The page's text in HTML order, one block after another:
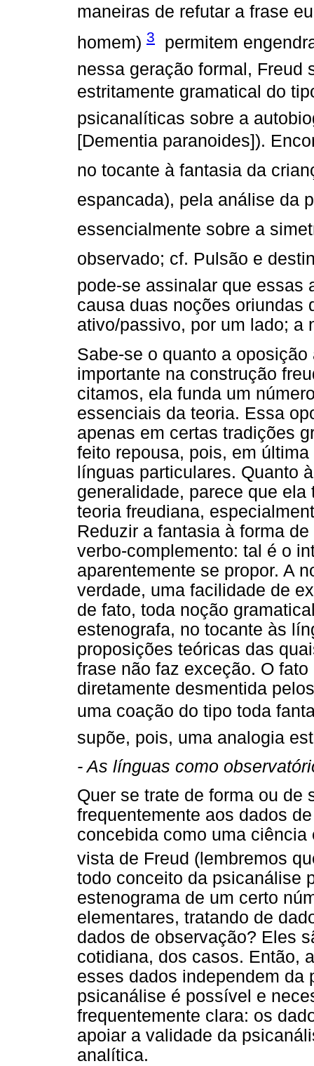
maneiras de refutar a frase
homem) 3
 permitem
nessa geração formal, Freud
estritamente gramatical do
psicanalíticas sobre a
[Dementia paranoides]).
no tocante à fantasia da
espancada), pela análise da
essencialmente sobre a
observado; cf. Pulsão e
pode-se assinalar que essas
causa duas noções oriundas
ativo/passivo, por um lado; a
Sabe-se o quanto a
importante na construção
citamos, ela funda um
essenciais da teoria. Essa
apenas em certas tradições
feito repousa, pois, em
línguas particulares. Quanto
generalidade, parece que
teoria freudiana,
Reduzir a fantasia à forma
verbo-complemento: tal é o
aparentemente se propor. A
verdade, uma facilidade de
de fato, toda noção
estenografa, no tocante às
proposições teóricas das
frase não faz exceção. O
diretamente desmentida
uma coação do tipo toda
supõe, pois, uma analogia
- As línguas como
Quer se trate de forma ou de
frequentemente aos dados
concebida como uma
vista de Freud (lembremos
todo conceito da psicanálise
estenograma de um certo
elementares, tratando de
dados de observação? Eles
cotidiana, dos casos. Então,
esses dados independem da
psicanálise é possível e
frequentemente clara: os
apoiar a validade da
analítica.